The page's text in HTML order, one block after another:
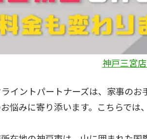
神戸三宮
イントパートナーズは、家事の
悩みに寄り添います。こちらでは